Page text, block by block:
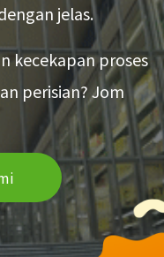
jelas.
kecekapan proses
perisian? Jom